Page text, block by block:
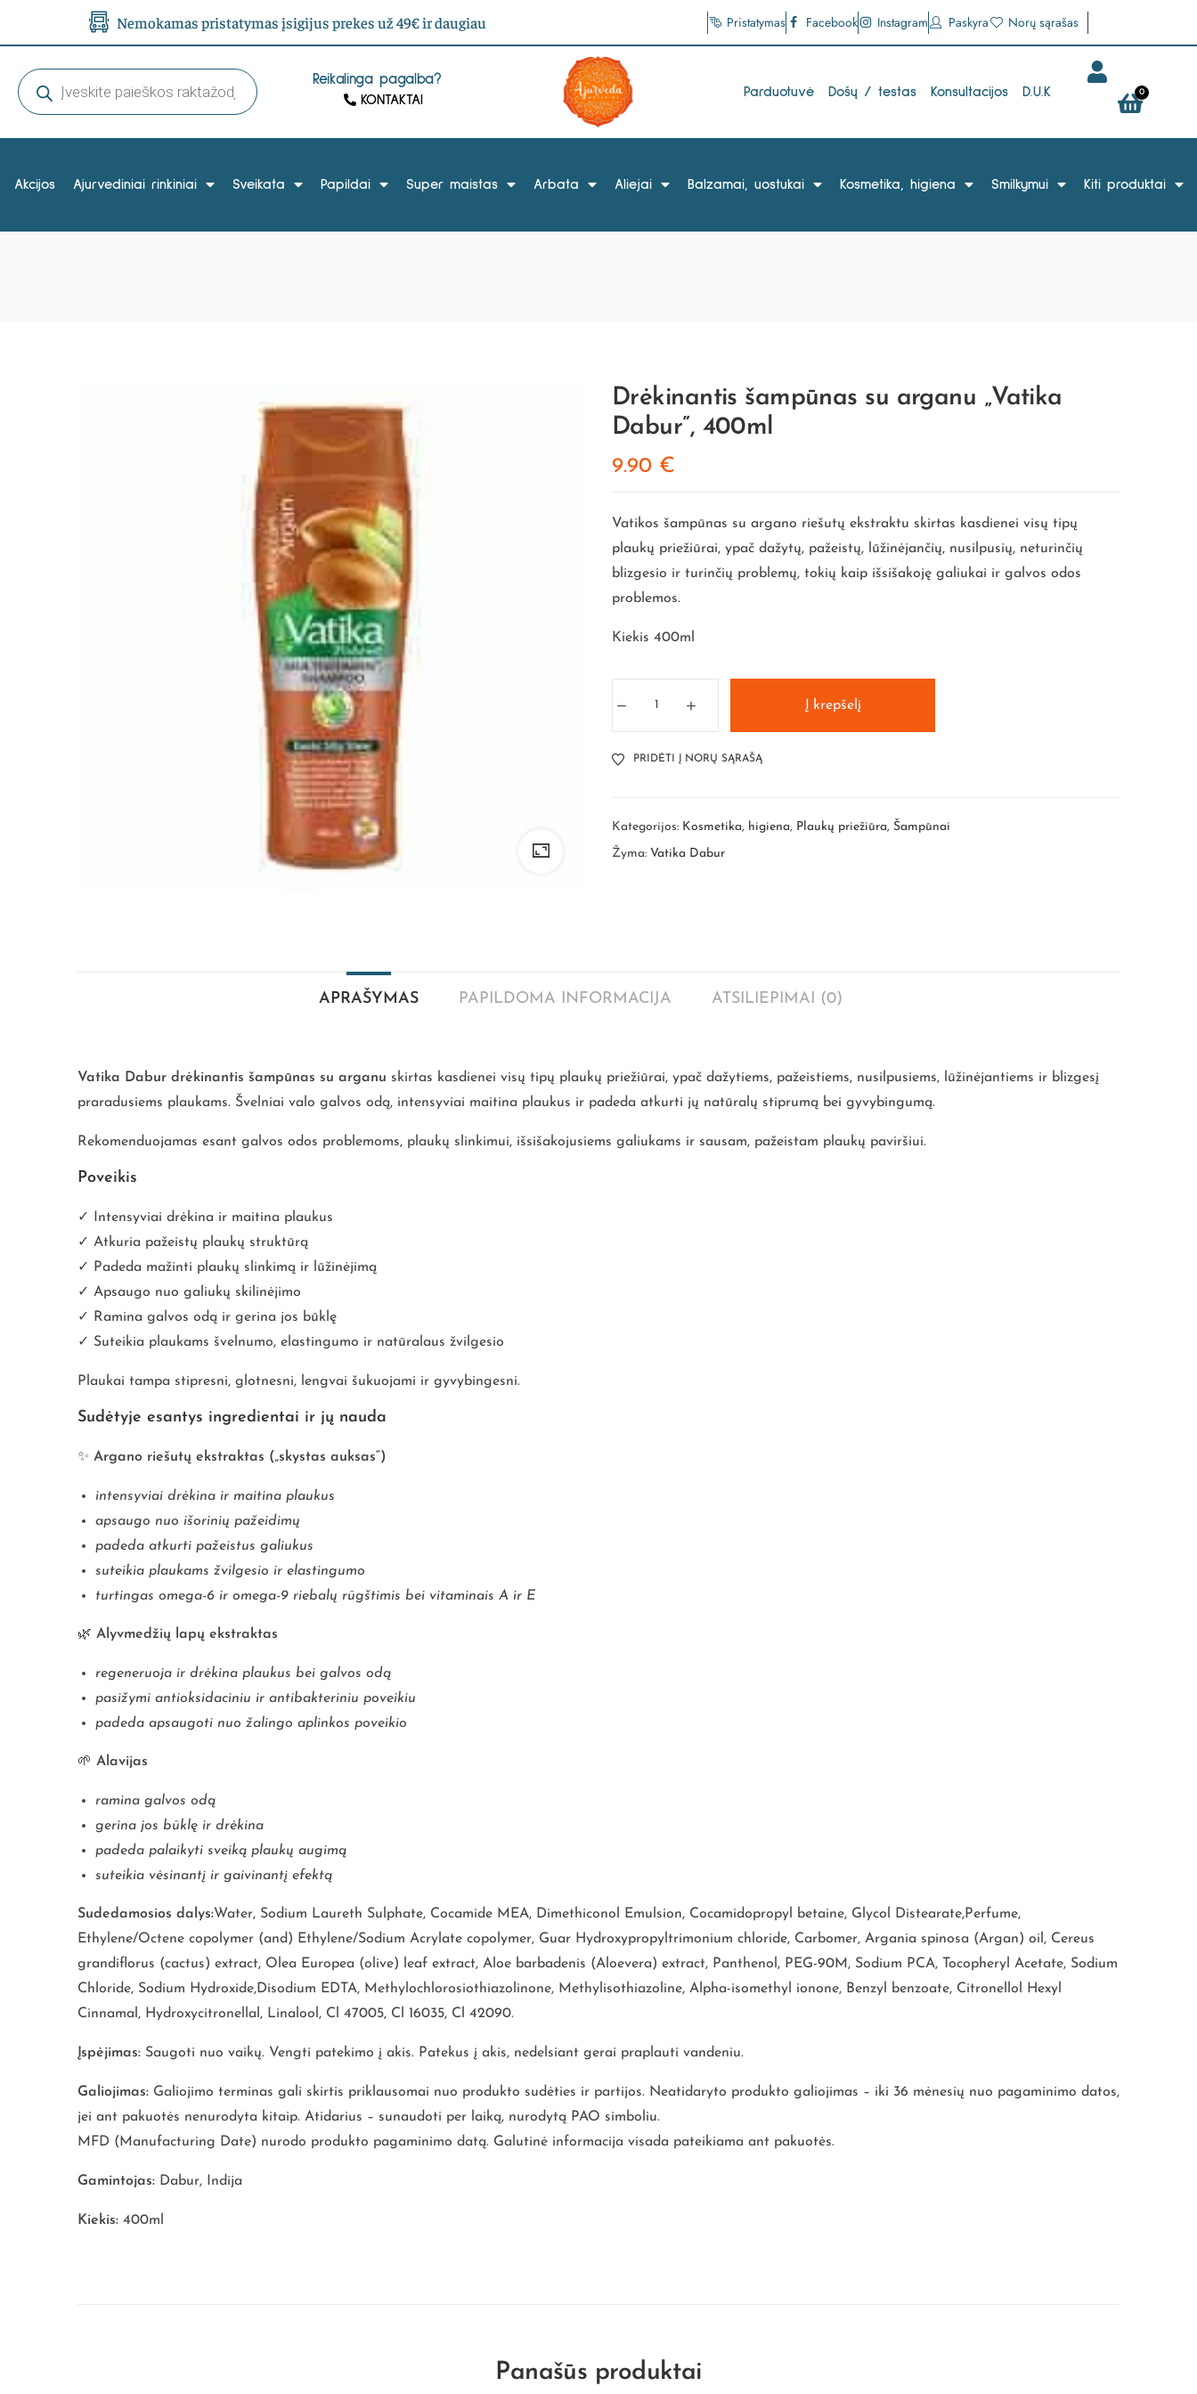
Nemokamas pristatymas įsigijus prekes už 49€ ir daugiau Pristatymas Facebook Instagram Paskyra Norų sąrašas
Reikalinga pagalba?
KONTAKTAI
Parduotuvė Došų / testas Konsultacijos D.U.K 0
Akcijos Ajurvediniai rinkiniai Sveikata Papildai Super maistas Arbata Aliejai Balzamai, uostukai Kosmetika, higiena Smilkymui Kiti produktai
Drėkinantis šampūnas su arganu „Vatika
Dabur”, 400ml
9.90 €
Vatikos šampūnas su argano riešutų ekstraktu skirtas kasdienei visų tipų
plaukų priežiūrai, ypač dažytų, pažeistų, lūžinėjančių, nusilpusių, neturinčių
blizgesio ir turinčių problemų, tokių kaip išsišakoję galiukai ir galvos odos
problemos.
Kiekis 400ml
Į krepšelį
PRIDĖTI Į NORŲ SĄRAŠĄ
Kategorijos: Kosmetika, higiena, Plaukų priežiūra, Šampūnai
Žyma: Vatika Dabur
APRAŠYMAS PAPILDOMA INFORMACIJA ATSILIEPIMAI (0)
Vatika Dabur drėkinantis šampūnas su arganu skirtas kasdienei visų tipų plaukų priežiūrai, ypač dažytiems, pažeistiems, nusilpusiems, lūžinėjantiems ir blizgesį
praradusiems plaukams. Švelniai valo galvos odą, intensyviai maitina plaukus ir padeda atkurti jų natūralų stiprumą bei gyvybingumą.
Rekomenduojamas esant galvos odos problemoms, plaukų slinkimui, išsišakojusiems galiukams ir sausam, pažeistam plaukų paviršiui.
Poveikis
✓ Intensyviai drėkina ir maitina plaukus
✓ Atkuria pažeistų plaukų struktūrą
✓ Padeda mažinti plaukų slinkimą ir lūžinėjimą
✓ Apsaugo nuo galiukų skilinėjimo
✓ Ramina galvos odą ir gerina jos būklę
✓ Suteikia plaukams švelnumo, elastingumo ir natūralaus žvilgesio
Plaukai tampa stipresni, glotnesni, lengvai šukuojami ir gyvybingesni.
Sudėtyje esantys ingredientai ir jų nauda
✨ Argano riešutų ekstraktas („skystas auksas“)
intensyviai drėkina ir maitina plaukus
apsaugo nuo išorinių pažeidimų
padeda atkurti pažeistus galiukus
suteikia plaukams žvilgesio ir elastingumo
turtingas omega-6 ir omega-9 riebalų rūgštimis bei vitaminais A ir E
🌿 Alyvmedžių lapų ekstraktas
regeneruoja ir drėkina plaukus bei galvos odą
pasižymi antioksidaciniu ir antibakteriniu poveikiu
padeda apsaugoti nuo žalingo aplinkos poveikio
🌱 Alavijas
ramina galvos odą
gerina jos būklę ir drėkina
padeda palaikyti sveiką plaukų augimą
suteikia vėsinantį ir gaivinantį efektą
Sudedamosios dalys:Water, Sodium Laureth Sulphate, Cocamide MEA, Dimethiconol Emulsion, Cocamidopropyl betaine, Glycol Distearate,Perfume,
Ethylene/Octene copolymer (and) Ethylene/Sodium Acrylate copolymer, Guar Hydroxypropyltrimonium chloride, Carbomer, Argania spinosa (Argan) oil, Cereus
grandiflorus (cactus) extract, Olea Europea (olive) leaf extract, Aloe barbadenis (Aloevera) extract, Panthenol, PEG-90M, Sodium PCA, Tocopheryl Acetate, Sodium
Chloride, Sodium Hydroxide,Disodium EDTA, Methylochlorosiothiazolinone, Methylisothiazoline, Alpha-isomethyl ionone, Benzyl benzoate, Citronellol Hexyl
Cinnamal, Hydroxycitronellal, Linalool, Cl 47005, Cl 16035, Cl 42090.
Įspėjimas: Saugoti nuo vaikų. Vengti patekimo į akis. Patekus į akis, nedelsiant gerai praplauti vandeniu.
Galiojimas: Galiojimo terminas gali skirtis priklausomai nuo produkto sudėties ir partijos. Neatidaryto produkto galiojimas – iki 36 mėnesių nuo pagaminimo datos,
jei ant pakuotės nenurodyta kitaip. Atidarius – sunaudoti per laiką, nurodytą PAO simboliu.
MFD (Manufacturing Date) nurodo produkto pagaminimo datą. Galutinė informacija visada pateikiama ant pakuotės.
Gamintojas: Dabur, Indija
Kiekis: 400ml
Panašūs produktai